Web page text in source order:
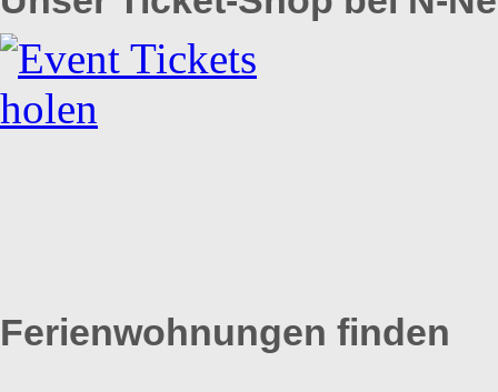
Ferienwohnungen finden